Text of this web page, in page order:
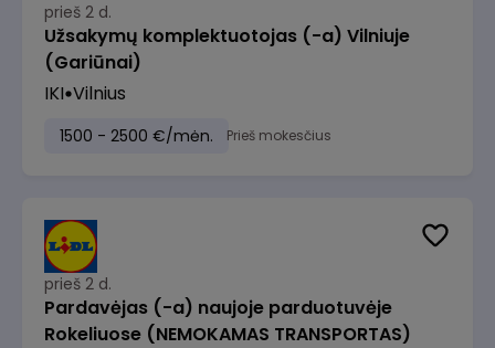
prieš 2 d.
Užsakymų komplektuotojas (-a) Vilniuje
(Gariūnai)
IKI Vilnius
1500 - 2500 €/mėn. Prieš mokesčius
prieš 2 d.
Pardavėjas (-a) naujoje parduotuvėje
Rokeliuose (NEMOKAMAS TRANSPORTAS)